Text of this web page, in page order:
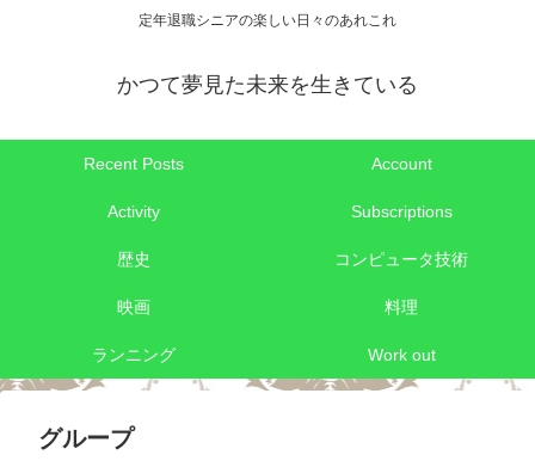
定年退職シニアの楽しい日々のあれこれ
かつて夢見た未来を生きている
Recent Posts Account
Activity Subscriptions
歴史 コンピュータ技術
映画 料理
ランニング Work out
グループ